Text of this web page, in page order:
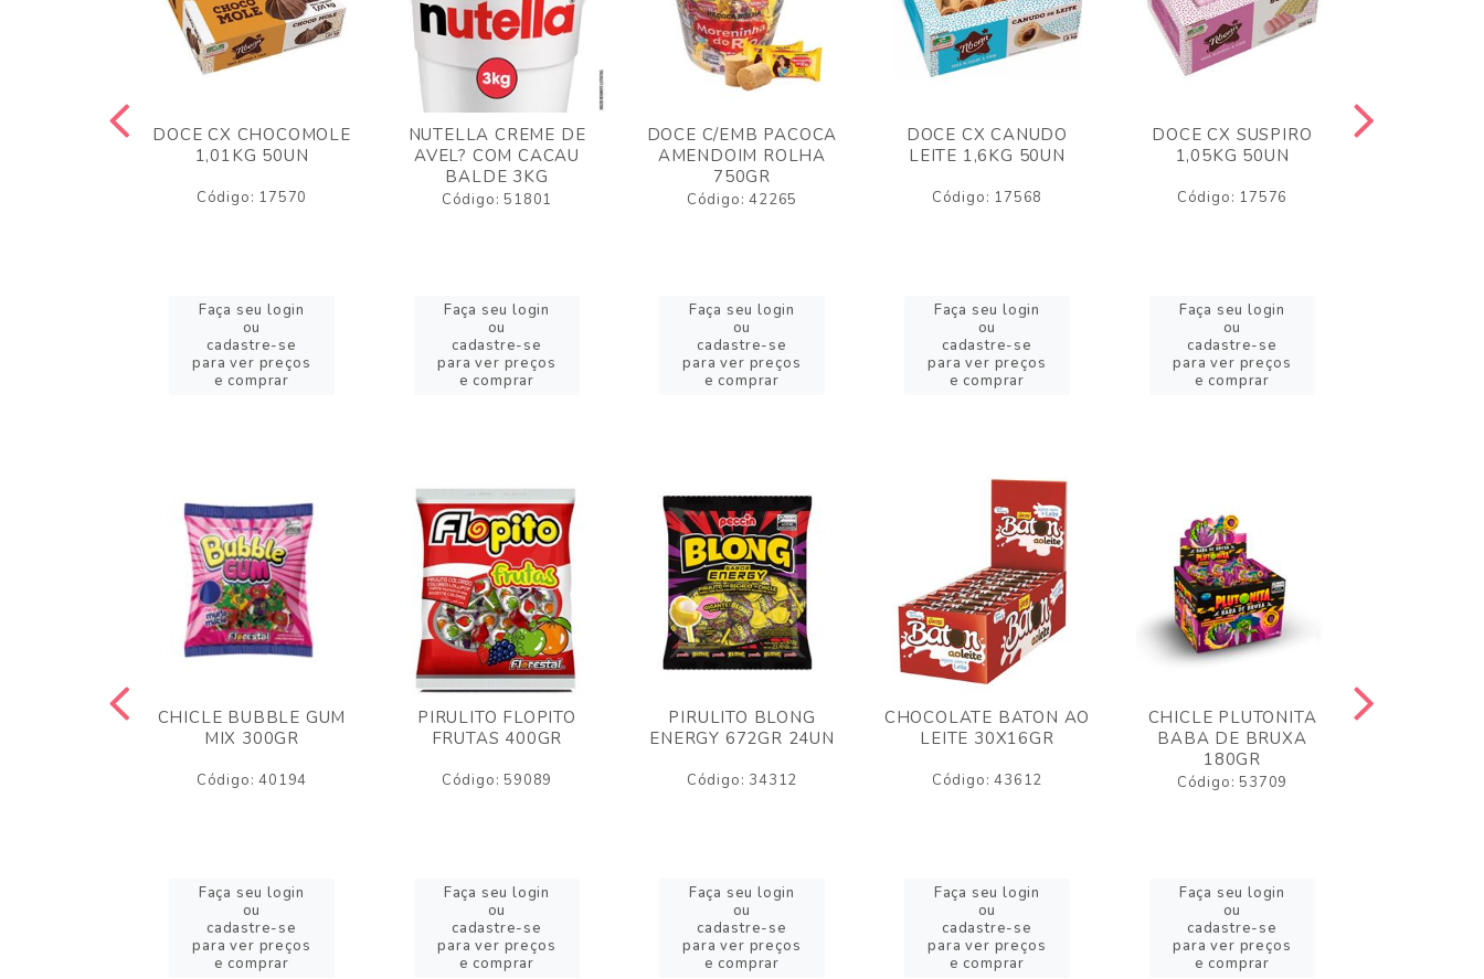
DOCE CX CHOCOMOLE
1,01KG 50UN
Código: 17570
Faça seu login
ou
cadastre-se
para ver preços
e comprar
NUTELLA CREME DE
AVEL? COM CACAU
BALDE 3KG
Código: 51801
Faça seu login
ou
cadastre-se
para ver preços
e comprar
DOCE C/EMB PACOCA
AMENDOIM ROLHA
750GR
Código: 42265
Faça seu login
ou
cadastre-se
para ver preços
e comprar
DOCE CX CANUDO
LEITE 1,6KG 50UN
Código: 17568
Faça seu login
ou
cadastre-se
para ver preços
e comprar
DOCE CX SUSPIRO
1,05KG 50UN
Código: 17576
Faça seu login
ou
cadastre-se
para ver preços
e comprar
CHICLE BUBBLE GUM
MIX 300GR
Código: 40194
Faça seu login
ou
cadastre-se
para ver preços
e comprar
PIRULITO FLOPITO
FRUTAS 400GR
Código: 59089
Faça seu login
ou
cadastre-se
para ver preços
e comprar
PIRULITO BLONG
ENERGY 672GR 24UN
Código: 34312
Faça seu login
ou
cadastre-se
para ver preços
e comprar
CHOCOLATE BATON AO
LEITE 30X16GR
Código: 43612
Faça seu login
ou
cadastre-se
para ver preços
e comprar
CHICLE PLUTONITA
BABA DE BRUXA
180GR
Código: 53709
Faça seu login
ou
cadastre-se
para ver preços
e comprar